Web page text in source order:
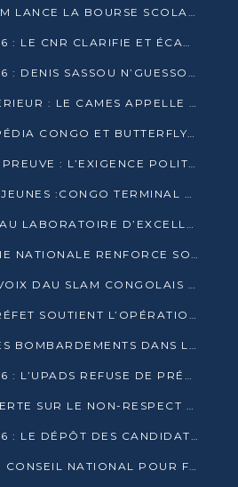
ÉDUCATION : LA FCRM LANCE LA BOURSE SCOLAIRE FRANCINE-NTOUMI POUR PROMOUVOIR LES FILIÈRES SCIENTIFIQUES
PRÉSIDENTIELLE 2026 : LE CNR CLARIFIE ET ÉCARTE LA CANDIDATURE DU PASTEUR NTUMI
PRÉSIDENTIELLE 2026 : DENIS SASSOU N’GUESSO ANNONCE OFFICIELLEMENT SA CANDIDATURE
ENSEIGNEMENT SUPÉRIEUR : LE CAMES APPELLE À UNE UNIVERSITÉ AFRICAINE AXÉE SUR L’EMPLOYABILITÉ
BRAZZAVILLE : WIKIPÉDIA CONGO ET BUTTERFLY SCELLENT UN PARTENARIAT POUR STRUCTURER LE BÉNÉVOLAT NUMÉRIQUE
GOUVERNER PAR LA PREUVE : L’EXIGENCE POLITIQUE DU XXIᵉ SIÈCLE
EMPLOYABILITÉ DES JEUNES :CONGO TERMINAL S’ALLIE À L’ESCIC POUR RAPPROCHER L’ÉCOLE DU TERRAIN
MOUYONDZI, NOUVEAU LABORATOIRE D’EXCELLENCE PÉDAGOGIQUE AVEC L’ENFICE
SCIENCE : L’ACADÉMIE NATIONALE RENFORCE SON ÉQUIPE ET TRACE SA FEUILLE DE ROUTE 2026
CARDY YOUELO, LA VOIX DAU SLAM CONGOLAIS QUI INTERPELLE LE MONDE
BRAZZAVILLE : LE PRÉFET SOUTIENT L’OPÉRATION « ZÉRO KULUNA » ET APPELLE À LA VIGILANCE CITOYENNE
LE CNR DÉNONCE DES BOMBARDEMENTS DANS LE POOL ET ACCUSE LE GOUVERNEMENT
PRÉSIDENTIELLE 2026 : L’UPADS REFUSE DE PRÉSENTER UN CANDIDAT ET DÉNONCE UN PROCESSUS NON CRÉDIBLE
FÉLIX TSHISEKEDI ALERTE SUR LE NON-RESPECT DES ENGAGEMENTS DE PAIX APRÈS SA RENCONTRE AVEC D. SASSOU-NGUESSO
PRÉSIDENTIELLE 2026 : LE DÉPÔT DES CANDIDATURES OUVERT DU 29 JANVIER AU 12 FÉVRIER
L’UPADS RÉUNIT SON CONSEIL NATIONAL POUR FIXER SA LIGNE POLITIQUE À DEUX MOIS DE LA PRÉSIDENTIELLE